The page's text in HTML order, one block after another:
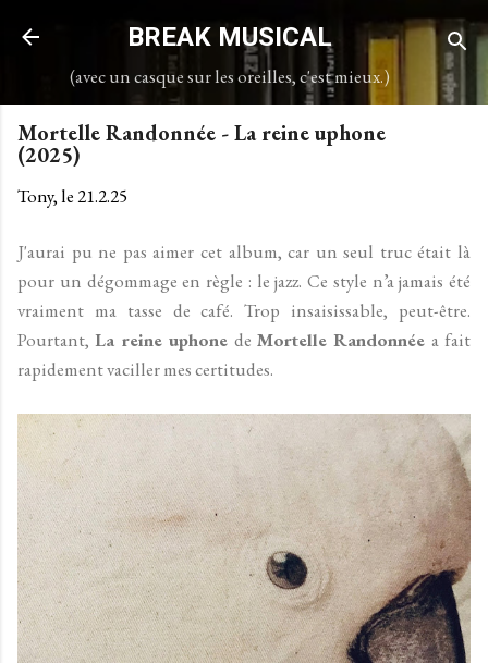
Accéder au contenu principal
BREAK MUSICAL
(avec un casque sur les oreilles, c'est mieux.)
Mortelle Randonnée - La reine uphone
(2025)
Tony, le21.2.25
J'aurai pu ne pas aimer cet album, car un seul truc était là
pour un dégommage en règle : le jazz. Ce style n’a jamais été
vraiment ma tasse de café. Trop insaisissable, peut-être.
Pourtant,La reine uphone de Mortelle Randonnée a fait
rapidement vaciller mes certitudes.